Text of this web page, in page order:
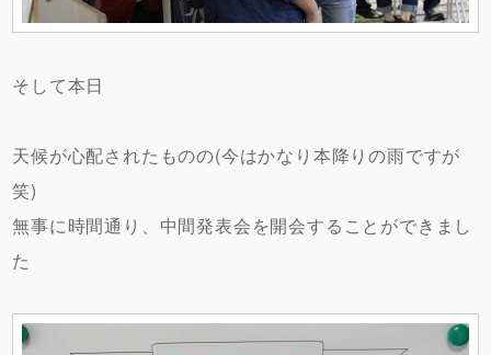
そして本日
天候が心配されたものの(今はかなり本降りの雨ですが
笑)
無事に時間通り、中間発表会を開会することができまし
た